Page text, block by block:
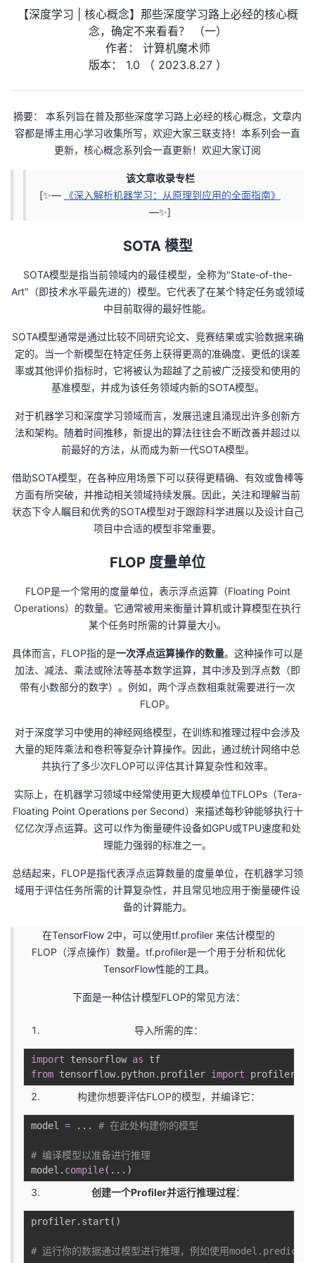
注
开
学
程
认
的
验
我
收
的
我
持
支
声
议
【深度学习 | 核心概念】那些深度学习路上必经的核心概
念，确定不来看看？ （一）
作者： 计算机魔术师
版本： 1.0 （ 2023.8.27 ）
摘要： 本系列旨在普及那些深度学习路上必经的核心概念，文章内
容都是博主用心学习收集所写，欢迎大家三联支持！本系列会一直
更新，核心概念系列会一直更新！欢迎大家订阅
该文章收录专栏
[✨—
《深入解析机器学习：从原理到应用的全面指南》
—✨]
SOTA 模型
SOTA模型是指当前领域内的最佳模型，全称为"State-of-the-
Art"（即技术水平最先进的）模型。它代表了在某个特定任务或领域
中目前取得的最好性能。
SOTA模型通常是通过比较不同研究论文、竞赛结果或实验数据来确
定的。当一个新模型在特定任务上获得更高的准确度、更低的误差
率或其他评价指标时，它将被认为超越了之前被广泛接受和使用的
基准模型，并成为该任务领域内新的SOTA模型。
对于机器学习和深度学习领域而言，发展迅速且涌现出许多创新方
法和架构。随着时间推移，新提出的算法往往会不断改善并超过以
前最好的方法，从而成为新一代SOTA模型。
借助SOTA模型，在各种应用场景下可以获得更精确、有效或鲁棒等
方面有所突破，并推动相关领域持续发展。因此，关注和理解当前
状态下令人瞩目和优秀的SOTA模型对于跟踪科学进展以及设计自己
项目中合适的模型非常重要。
FLOP 度量单位
FLOP是一个常用的度量单位，表示浮点运算（Floating Point
Operations）的数量。它通常被用来衡量计算机或计算模型在执行
某个任务时所需的计算量大小。
具体而言，FLOP指的是一次浮点运算操作的数量。这种操作可以是
加法、减法、乘法或除法等基本数学运算，其中涉及到浮点数（即
带有小数部分的数字）。例如，两个浮点数相乘就需要进行一次
FLOP。
对于深度学习中使用的神经网络模型，在训练和推理过程中会涉及
大量的矩阵乘法和卷积等复杂计算操作。因此，通过统计网络中总
共执行了多少次FLOP可以评估其计算复杂性和效率。
实际上，在机器学习领域中经常使用更大规模单位TFLOPs（Tera-
Floating Point Operations per Second）来描述每秒钟能够执行十
亿亿次浮点运算。这可以作为衡量硬件设备如GPU或TPU速度和处
理能力强弱的标准之一。
总结起来，FLOP是指代表浮点运算数量的度量单位，在机器学习领
域用于评估任务所需的计算复杂性，并且常见地应用于衡量硬件设
备的计算能力。
在TensorFlow 2中，可以使用tf.profiler 来估计模型的
FLOP（浮点操作）数量。tf.profiler是一个用于分析和优化
TensorFlow性能的工具。
下面是一种估计模型FLOP的常见方法：
导入所需的库：
import tensorflow as
tf
from tensorflow. python. profiler import
构建你想要评估FLOP的模型，并编译它：
model = . . . # 在此处构建你的模型
# 编译模型以准备进行推理
model . compile( . . . )
创建一个Profiler并运行推理过程：
profiler. start ( )
# 运行你的数据通过模型进行推理，例如使用model.predict或